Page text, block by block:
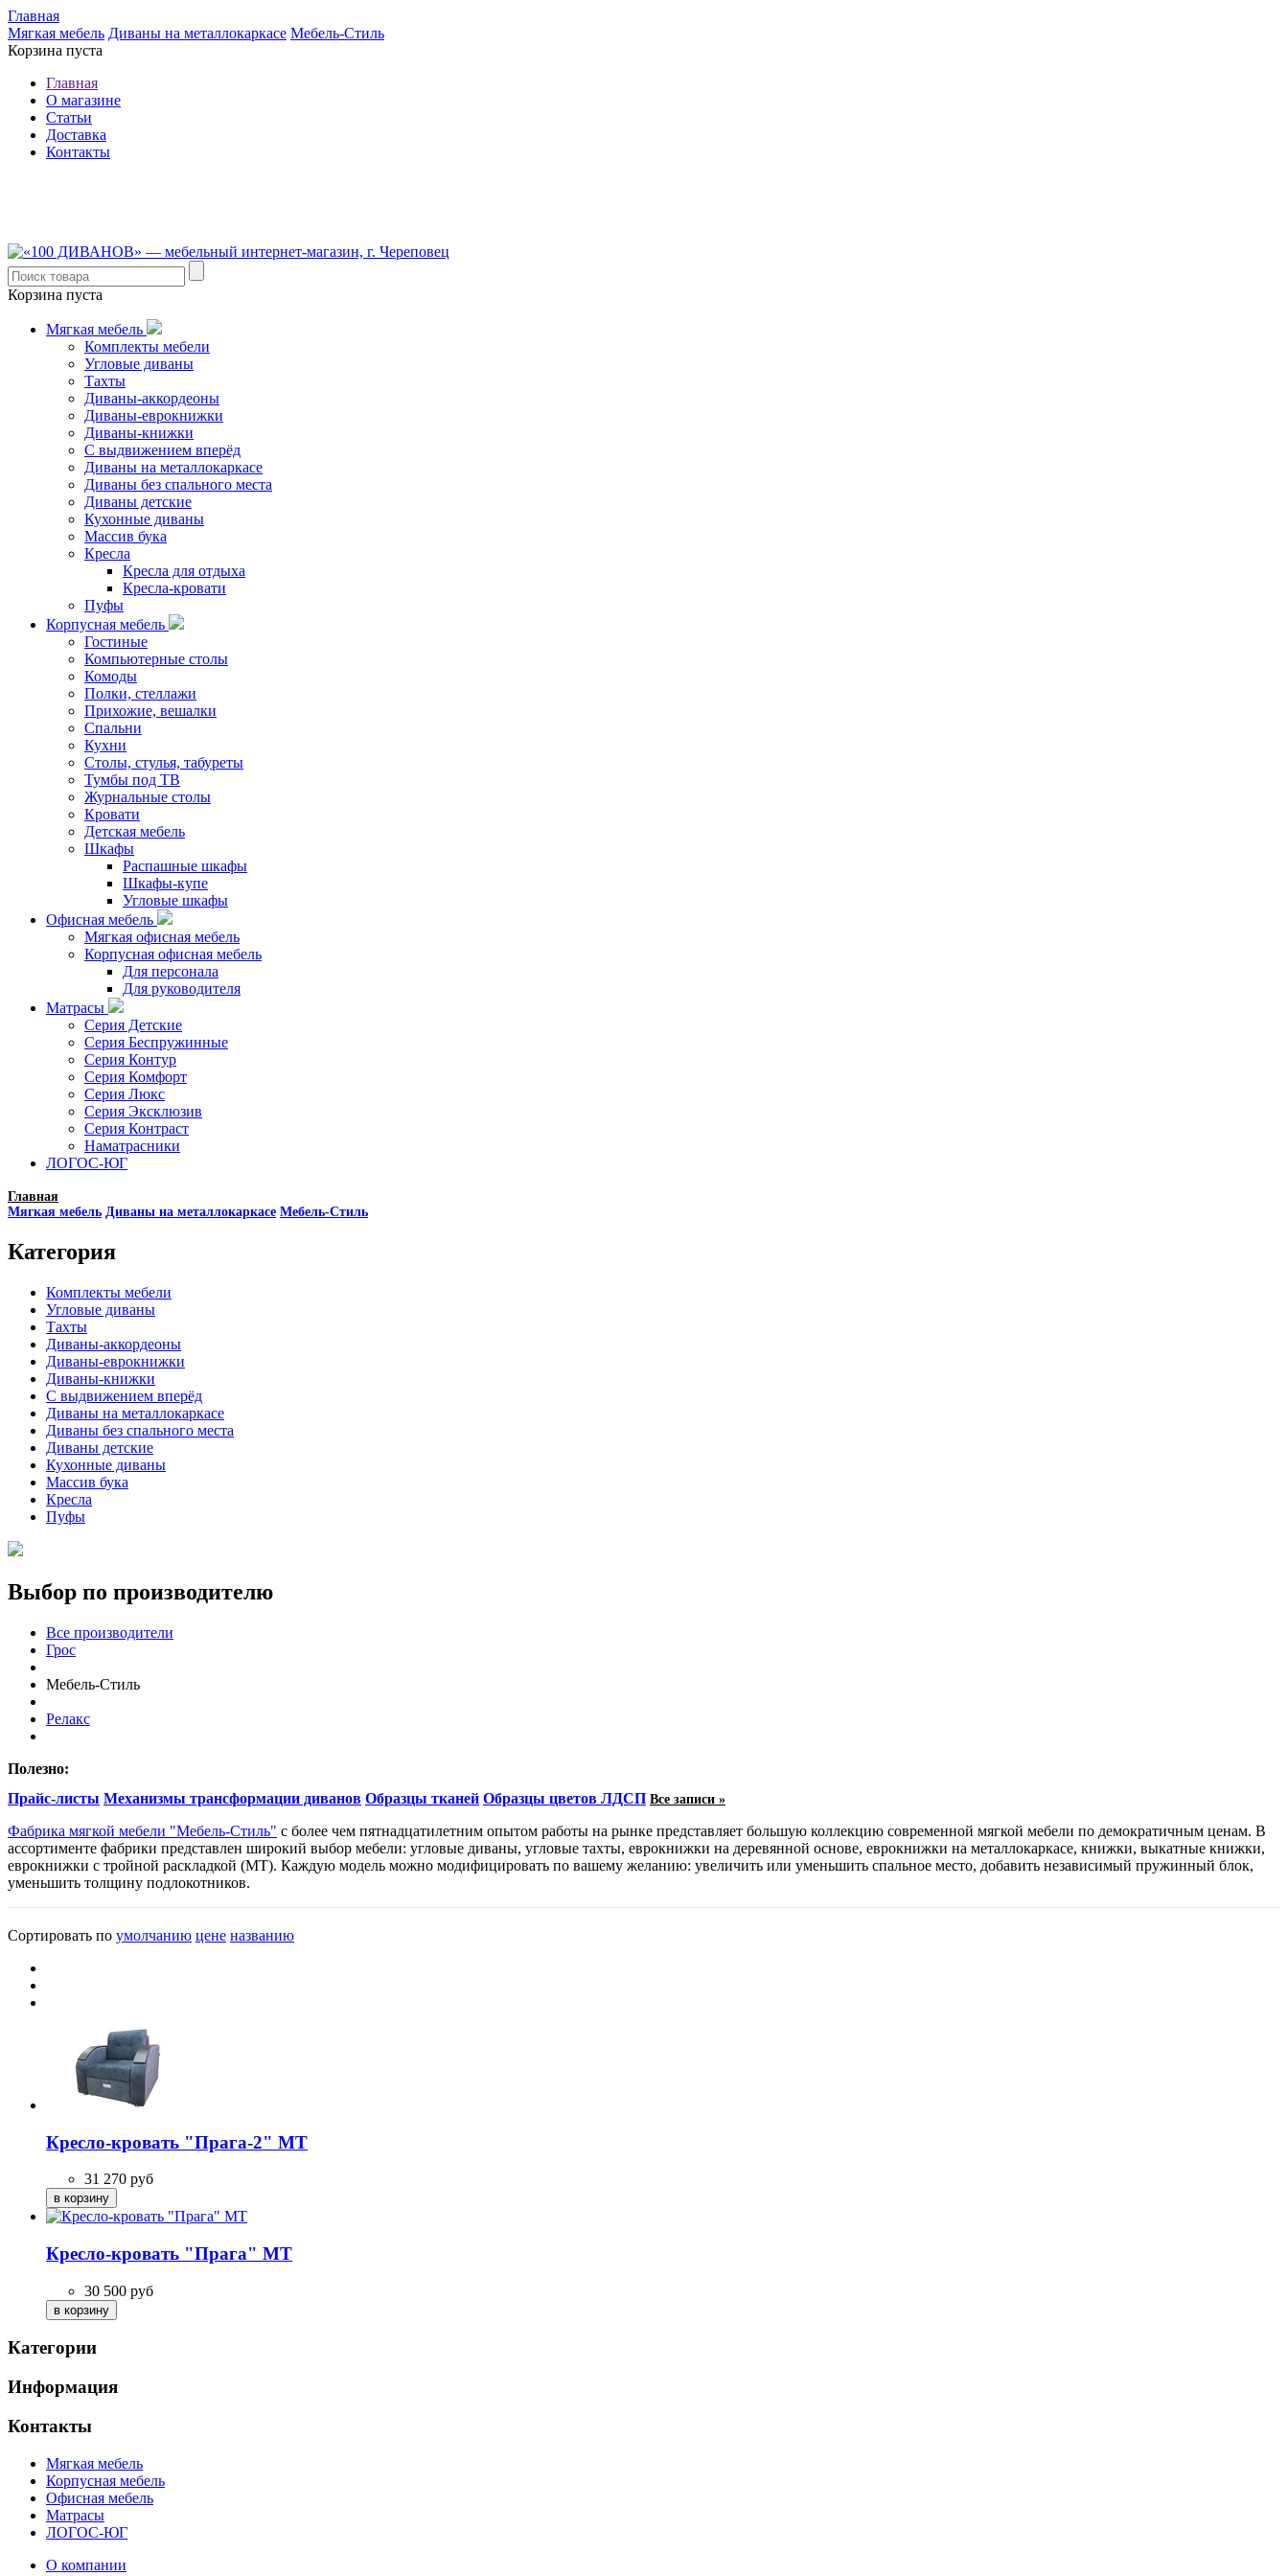
Главная
Мягкая мебель Диваны на металлокаркасе Мебель-Стиль
Корзина пуста
Главная
О магазине
Статьи
Доставка
Контакты
Корзина пуста
Мягкая мебель
Комплекты мебели
Угловые диваны
Тахты
Диваны-аккордеоны
Диваны-еврокнижки
Диваны-книжки
С выдвижением вперёд
Диваны на металлокаркасе
Диваны без спального места
Диваны детские
Кухонные диваны
Массив бука
Кресла
Кресла для отдыха
Кресла-кровати
Пуфы
Корпусная мебель
Гостиные
Компьютерные столы
Комоды
Полки, стеллажи
Прихожие, вешалки
Спальни
Кухни
Столы, стулья, табуреты
Тумбы под ТВ
Журнальные столы
Кровати
Детская мебель
Шкафы
Распашные шкафы
Шкафы-купе
Угловые шкафы
Офисная мебель
Мягкая офисная мебель
Корпусная офисная мебель
Для персонала
Для руководителя
Матрасы
Серия Детские
Серия Беспружинные
Серия Контур
Серия Комфорт
Серия Люкс
Серия Эксклюзив
Серия Контраст
Наматрасники
ЛОГОС-ЮГ
Главная
Мягкая мебель Диваны на металлокаркасе Мебель-Стиль
Категория
Комплекты мебели
Угловые диваны
Тахты
Диваны-аккордеоны
Диваны-еврокнижки
Диваны-книжки
С выдвижением вперёд
Диваны на металлокаркасе
Диваны без спального места
Диваны детские
Кухонные диваны
Массив бука
Кресла
Пуфы
Выбор по производителю
Все производители
Грос
Мебель-Стиль
Релакс
Полезно:
Прайс-листы Механизмы трансформации диванов Образцы тканей Образцы цветов ЛДСП Все записи »
Фабрика мягкой мебели "Мебель-Стиль" с более чем пятнадцатилетним опытом работы на рынке представляет большую коллекцию современной мягкой мебели по демократичным ценам. В
ассортименте фабрики представлен широкий выбор мебели: угловые диваны, угловые тахты, еврокнижки на деревянной основе, еврокнижки на металлокаркасе, книжки, выкатные книжки,
еврокнижки с тройной раскладкой (МТ). Каждую модель можно модифицировать по вашему желанию: увеличить или уменьшить спальное место, добавить независимый пружинный блок,
уменьшить толщину подлокотников.
Сортировать по умолчанию цене названию
Кресло-кровать "Прага-2" МТ
31 270 руб
Кресло-кровать "Прага" МТ
30 500 руб
Категории
Информация
Контакты
Мягкая мебель
Корпусная мебель
Офисная мебель
Матрасы
ЛОГОС-ЮГ
О компании